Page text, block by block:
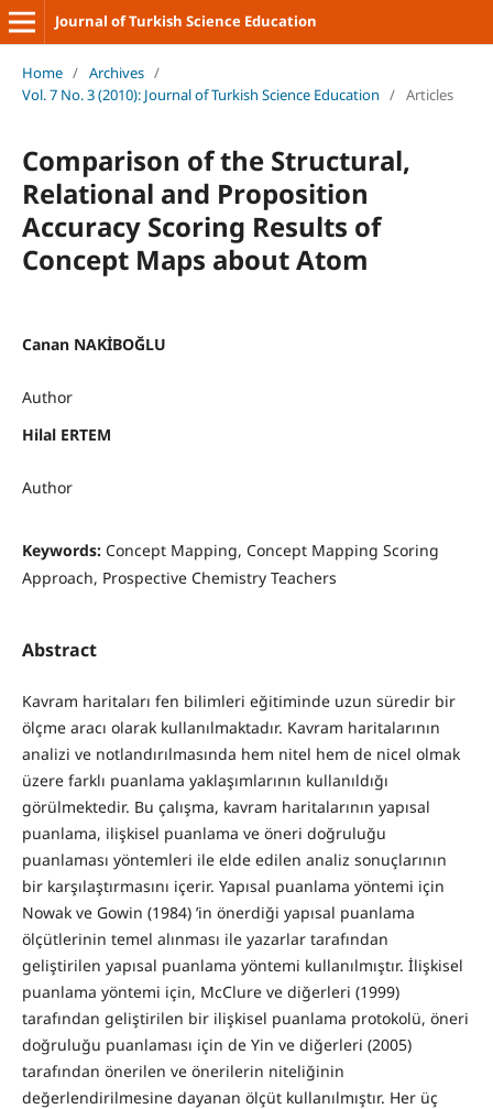
Journal of Turkish Science Education
Home / Archives /
Vol. 7 No. 3 (2010): Journal of Turkish Science Education / Articles
Comparison of the Structural,
Relational and Proposition
Accuracy Scoring Results of
Concept Maps about Atom
Canan NAKİBOĞLU
Author
Hilal ERTEM
Author
Keywords: Concept Mapping, Concept Mapping Scoring
Approach, Prospective Chemistry Teachers
Abstract
Kavram haritaları fen bilimleri eğitiminde uzun süredir bir
ölçme aracı olarak kullanılmaktadır. Kavram haritalarının
analizi ve notlandırılmasında hem nitel hem de nicel olmak
üzere farklı puanlama yaklaşımlarının kullanıldığı
görülmektedir. Bu çalışma, kavram haritalarının yapısal
puanlama, ilişkisel puanlama ve öneri doğruluğu
puanlaması yöntemleri ile elde edilen analiz sonuçlarının
bir karşılaştırmasını içerir. Yapısal puanlama yöntemi için
Nowak ve Gowin (1984) ’in önerdiği yapısal puanlama
ölçütlerinin temel alınması ile yazarlar tarafından
geliştirilen yapısal puanlama yöntemi kullanılmıştır. İlişkisel
puanlama yöntemi için, McClure ve diğerleri (1999)
tarafından geliştirilen bir ilişkisel puanlama protokolü, öneri
doğruluğu puanlaması için de Yin ve diğerleri (2005)
tarafından önerilen ve önerilerin niteliğinin
değerlendirilmesine dayanan ölçüt kullanılmıştır. Her üç